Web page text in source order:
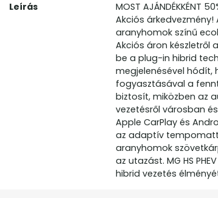
Leírás
MOST AJÁNDÉKKÉNT
Akciós árkedvezmény!
aranyhomok színű
Akciós áron készletről
be a plug-in hibrid
megjelenésével hódít,
fogyasztásával a
biztosít, miközben az
vezetésről városban
Apple CarPlay és
az adaptív
aranyhomok
az utazást. MG HS
hibrid vezetés